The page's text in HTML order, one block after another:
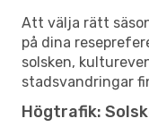
Att välja rätt
på dina
solsken,
stadsvandringar
Högtrafik: